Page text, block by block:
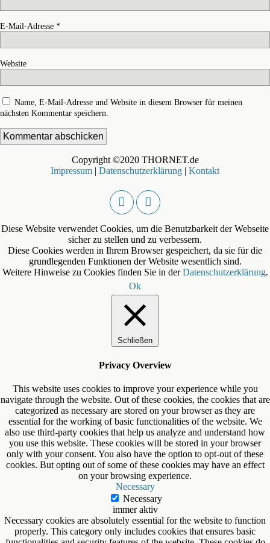
E-Mail-Adresse *
Website
Name, E-Mail-Adresse und Website in diesem Browser für meinen
nächsten Kommentar speichern.
Copyright ©2020 THORNET.de
Impressum | Datenschutzerklärung | Kontakt
Diese Website verwendet Cookies, um die Benutzbarkeit der Webseite
sicher zu stellen und zu verbessern.
Diese Cookies werden in Ihrem Browser gespeichert, da sie für die
grundlegenden Funktionen der Website wesentlich sind.
Weitere Hinweise zu Cookies finden Sie in derDatenschutzerklärung.
Ok
Schließen
Privacy Overview
This website uses cookies to improve your experience while you
navigate through the website. Out of these cookies, the cookies that are
categorized as necessary are stored on your browser as they are
essential for the working of basic functionalities of the website. We
also use third-party cookies that help us analyze and understand how
you use this website. These cookies will be stored in your browser
only with your consent. You also have the option to opt-out of these
cookies. But opting out of some of these cookies may have an effect
on your browsing experience.
Necessary
Necessary
immer aktiv
Necessary cookies are absolutely essential for the website to function
properly. This category only includes cookies that ensures basic